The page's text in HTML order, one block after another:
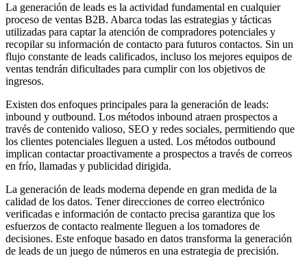
La generación de leads es la actividad fundamental en cualquier
proceso de ventas B2B. Abarca todas las estrategias y tácticas
utilizadas para captar la atención de compradores potenciales y
recopilar su información de contacto para futuros contactos. Sin un
flujo constante de leads calificados, incluso los mejores equipos de
ventas tendrán dificultades para cumplir con los objetivos de
ingresos.
Existen dos enfoques principales para la generación de leads:
inbound y outbound. Los métodos inbound atraen prospectos a
través de contenido valioso, SEO y redes sociales, permitiendo que
los clientes potenciales lleguen a usted. Los métodos outbound
implican contactar proactivamente a prospectos a través de correos
en frío, llamadas y publicidad dirigida.
La generación de leads moderna depende en gran medida de la
calidad de los datos. Tener direcciones de correo electrónico
verificadas e información de contacto precisa garantiza que los
esfuerzos de contacto realmente lleguen a los tomadores de
decisiones. Este enfoque basado en datos transforma la generación
de leads de un juego de números en una estrategia de precisión.